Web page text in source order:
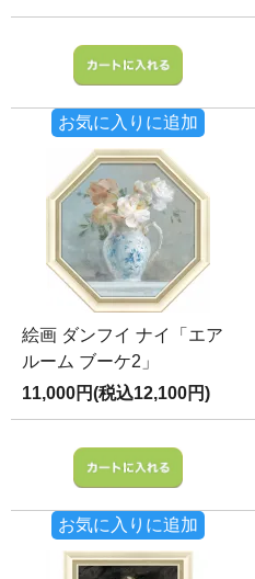
お気に入りに追加
絵画 ダンフイ ナイ「エア
ルーム ブーケ2」
11,000円(税込12,100円)
お気に入りに追加